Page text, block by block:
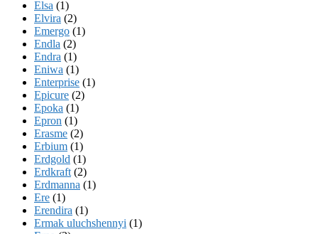
Elsa (1)
Elvira (2)
Emergo (1)
Endla (2)
Endra (1)
Eniwa (1)
Enterprise (1)
Epicure (2)
Epoka (1)
Epron (1)
Erasme (2)
Erbium (1)
Erdgold (1)
Erdkraft (2)
Erdmanna (1)
Ere (1)
Erendira (1)
Ermak uluchshennyi (1)